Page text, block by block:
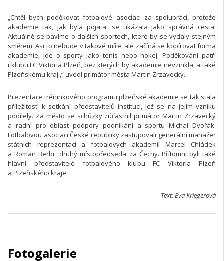
„Chtěl bych poděkovat fotbalové asociaci za spolupráci, protože
akademie tak, jak byla pojata, se ukázala jako správná cesta.
Aktuálně se bavíme o dalších sportech, které by se vydaly stejným
směrem. Asi to nebude v takové míře, ale začíná se kopírovat forma
akademie, jde o sporty jako tenis nebo hokej. Poděkování patří
i klubu FC Viktoria Plzeň, bez kterých by akademie nevznikla, a také
Plzeňskému kraji,“ uvedl primátor města Martin Zrzavecký.
Prezentace tréninkového programu plzeňské akademie se tak stala
příležitostí k setkání představitelů institucí, jež se na jejím vzniku
podílely. Za město se schůzky zúčastnil primátor Martin Zrzavecký
a radní pro oblast podpory podnikání a sportu Michal Dvořák.
Fotbalovou asociaci České republiky zastupovali generální manažer
státních reprezentací a fotbalových akademií Marcel Chládek
a Roman Berbr, druhý místopředseda za Čechy. Přítomni byli také
hlavní představitelé fotbalového klubu FC Viktoria Plzeň
a Plzeňského kraje.
Text: Eva Kriegerová
Fotogalerie